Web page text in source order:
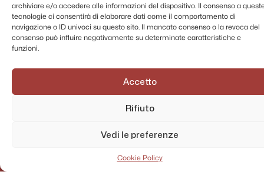
archiviare e/o accedere alle informazioni del dispositivo. Il consenso a
tecnologie ci consentirà di elaborare dati come il comportamento di
navigazione o ID univoci su questo sito. Il mancato consenso o la revoca del
consenso può influire negativamente su determinate caratteristiche e
funzioni.
Accetto
Rifiuto
Vedi le preferenze
Cookie Policy
PRIVACY POLICY
MAPPA DEL SITO